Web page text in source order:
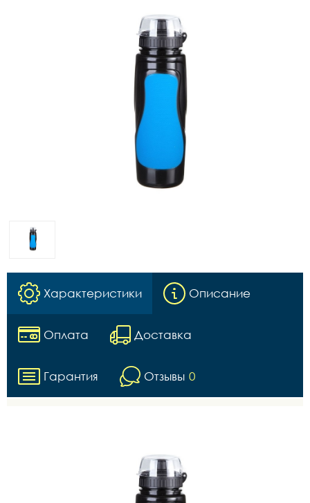
Характеристики Описание
Оплата Доставка
Гарантия Отзывы 0